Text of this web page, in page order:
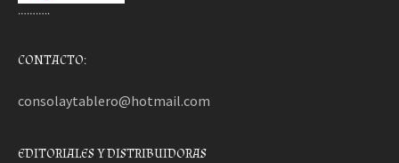
………..
CONTACTO:
consolaytablero@hotmail.com
EDITORIALES Y DISTRIBUIDORAS